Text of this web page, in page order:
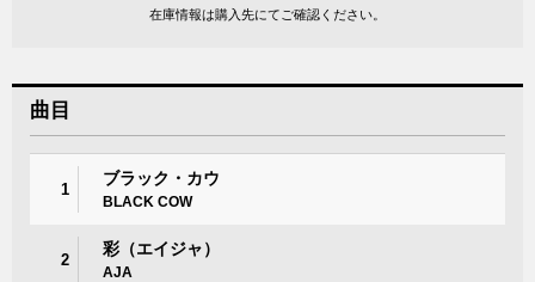
在庫情報は購入先にてご確認ください。
曲目
1
ブラック・カウ
BLACK COW
2
彩（エイジャ）
AJA